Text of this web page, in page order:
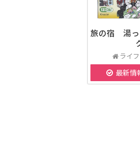
旅の宿 湯っ
ライ
最新情